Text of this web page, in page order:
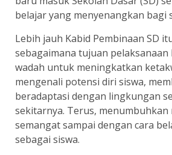
belajar yang menyenangkan bagi
Lebih jauh Kabid Pembinaan SD
sebagaimana tujuan pelaksanaan
wadah untuk meningkatkan
mengenali potensi diri siswa,
beradaptasi dengan lingkungan
sekitarnya. Terus, menumbuhkan
semangat sampai dengan cara
sebagai siswa.